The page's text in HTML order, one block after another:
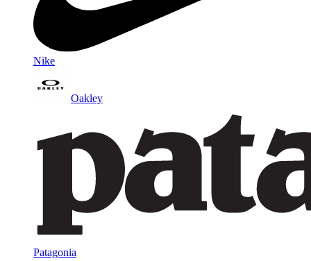
Nike
Oakley
Patagonia